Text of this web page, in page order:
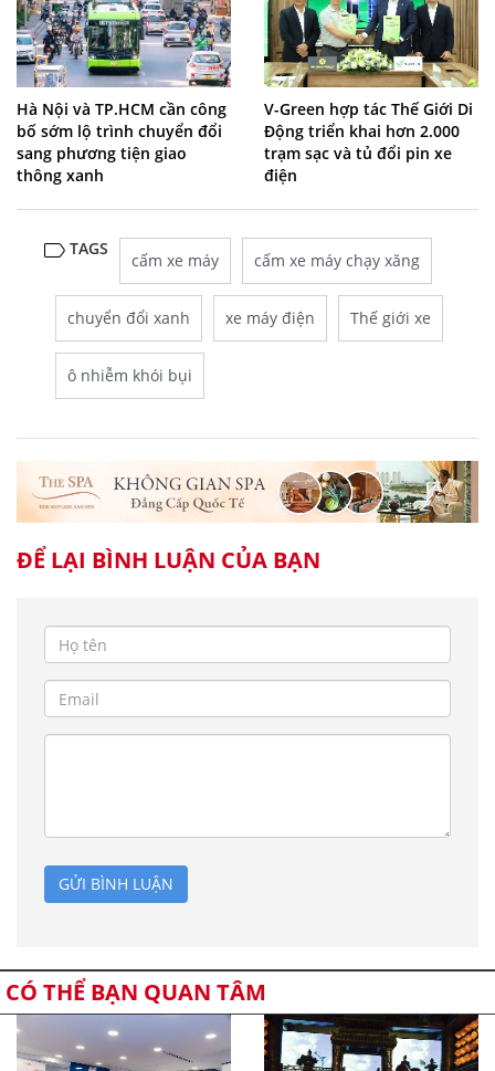
Hà Nội và TP.HCM cần công
bố sớm lộ trình chuyển đổi
sang phương tiện giao
thông xanh
V-Green hợp tác Thế Giới Di
Động triển khai hơn 2.000
trạm sạc và tủ đổi pin xe
điện
TAGS
cấm xe máy cấm xe máy chạy xăng
chuyển đổi xanh xe máy điện Thế giới xe
ô nhiễm khói bụi
ĐỂ LẠI BÌNH LUẬN CỦA BẠN
GỬI BÌNH LUẬN
CÓ THỂ BẠN QUAN TÂM